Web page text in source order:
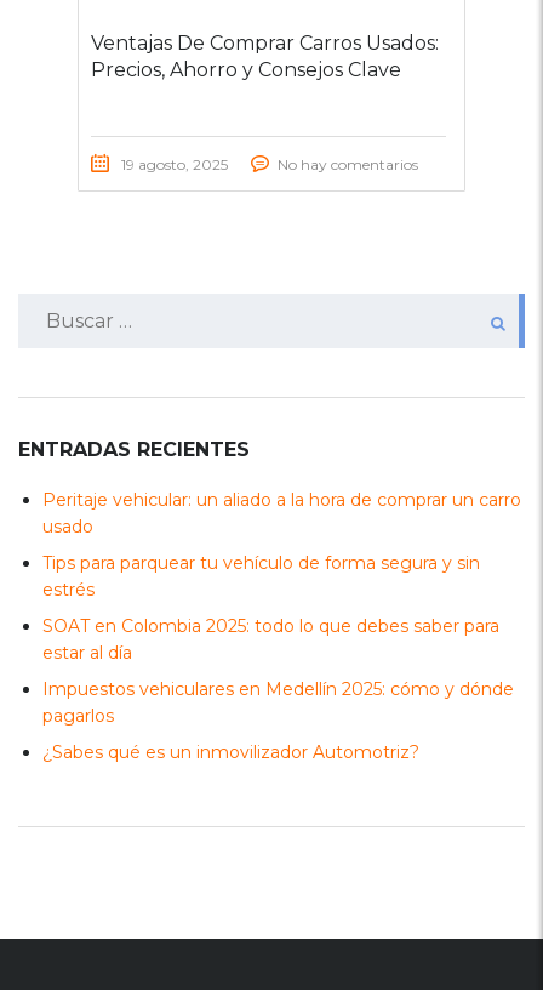
Ventajas De Comprar Carros Usados:
Precios, Ahorro y Consejos Clave
19 agosto, 2025 No hay comentarios
ENTRADAS RECIENTES
Peritaje vehicular: un aliado a la hora de comprar un carro
usado
Tips para parquear tu vehículo de forma segura y sin
estrés
SOAT en Colombia 2025: todo lo que debes saber para
estar al día
Impuestos vehiculares en Medellín 2025: cómo y dónde
pagarlos
¿Sabes qué es un inmovilizador Automotriz?